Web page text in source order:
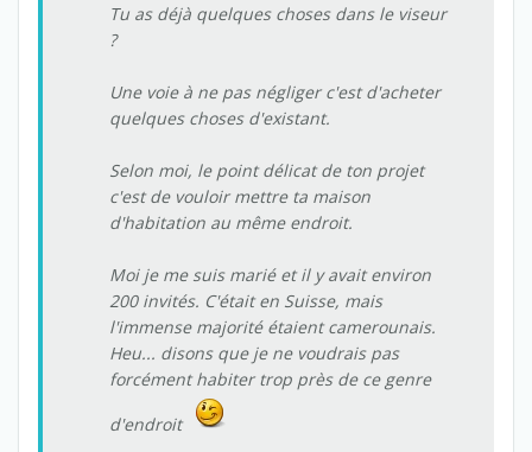
Tu as déjà quelques choses dans le viseur
?
Une voie à ne pas négliger c'est d'acheter
quelques choses d'existant.
Selon moi, le point délicat de ton projet
c'est de vouloir mettre ta maison
d'habitation au même endroit.
Moi je me suis marié et il y avait environ
200 invités. C'était en Suisse, mais
l'immense majorité étaient camerounais.
Heu... disons que je ne voudrais pas
forcément habiter trop près de ce genre
d'endroit